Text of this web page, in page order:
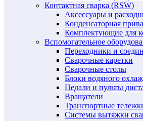
Контактная сварка (RSW)
Аксессуары и
Конденсаторная
Комплектующие для
Вспомогательное
Переходники и
Сварочные каретки
Сварочные столы
Блоки водяного
Педали и пульты
Вращатели
Транспортные
Системы вытяжки